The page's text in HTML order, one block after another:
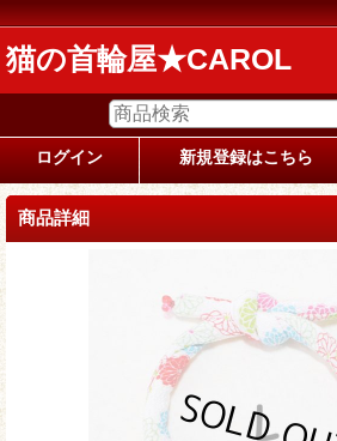
猫の首輪屋★CAROL
ログイン 新規登録はこちら
商品詳細